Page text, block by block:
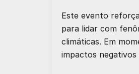
Este evento
para lidar com
climáticas. Em
impactos